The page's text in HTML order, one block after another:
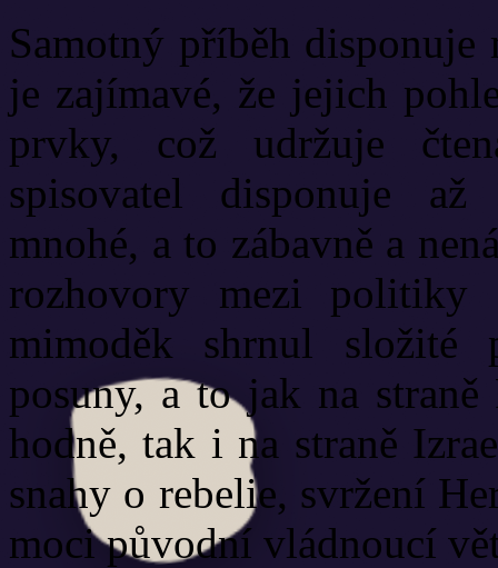
Samotný příběh
je zajímavé, že jejich
prvky, což udržuje
spisovatel disponuje
mnohé, a to zábavně a
rozhovory mezi politiky
mimoděk shrnul složité
posuny, a to jak na
hodně, tak i na straně
snahy o rebelie, svržení
moci původní vládnoucí